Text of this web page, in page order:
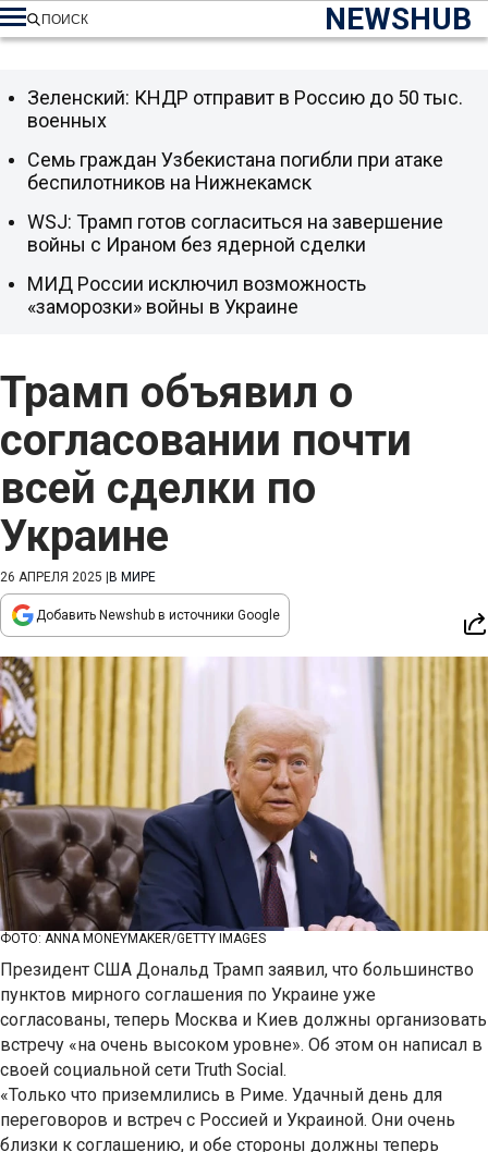
NEWSHUB
ПОИСК
Трамп объявил о
согласовании почти
всей сделки по
Украине
26 АПРЕЛЯ 2025 В МИРЕ
Добавить Newshub в источники Google
ФОТО: ANNA MONEYMAKER/GETTY IMAGES
Президент США Дональд Трамп заявил, что большинство
пунктов мирного соглашения по Украине уже
согласованы, теперь Москва и Киев должны организовать
встречу «на очень высоком уровне». Об этом он написал в
своей социальной сети Truth Social.
«Только что приземлились в Риме. Удачный день для
переговоров и встреч с Россией и Украиной. Они очень
близки к соглашению, и обе стороны должны теперь
Зеленский: КНДР отправит в Россию до 50 тыс.
военных
Семь граждан Узбекистана погибли при атаке
беспилотников на Нижнекамск
WSJ: Трамп готов согласиться на завершение
войны с Ираном без ядерной сделки
МИД России исключил возможность
«заморозки» войны в Украине